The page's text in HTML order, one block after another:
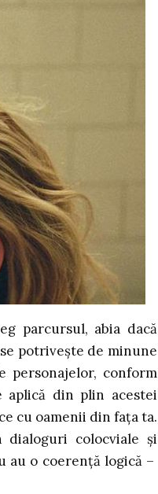
parcursul, abia dacă
potrivește de minune
personajelor, conform
din plin acestei
cu oamenii din fața ta.
colocviale și
au o coerență logică –